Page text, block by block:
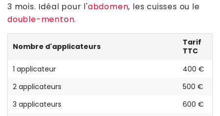
3 mois. Idéal pour l'abdomen, les cuisses ou le
double-menton.
Nombre d'applicateurs
Tarif
TTC
1 applicateur
400 €
2 applicateurs
500 €
3 applicateurs
600 €